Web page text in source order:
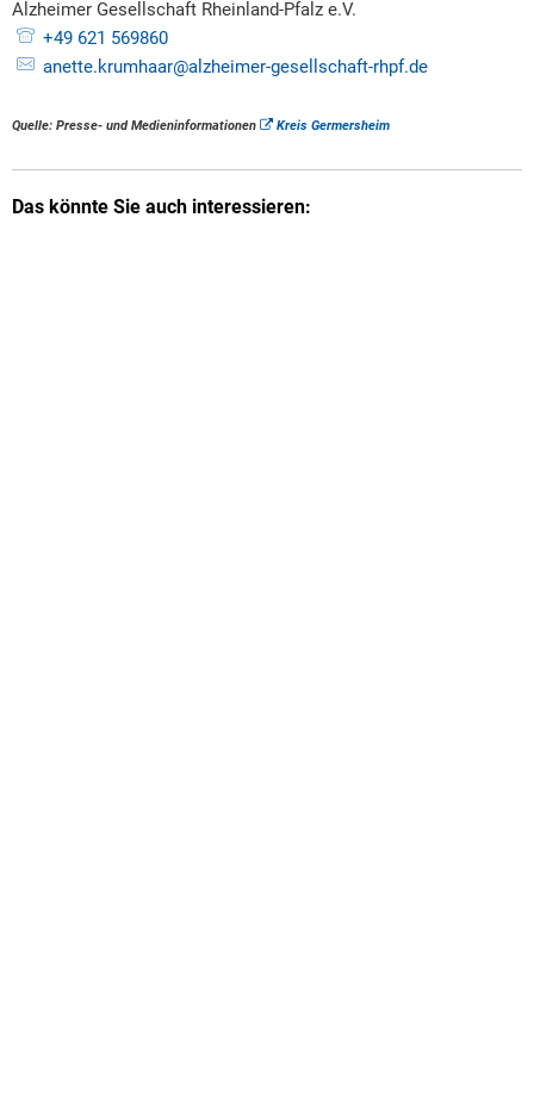
Alzheimer Gesellschaft Rheinland-Pfalz e.V.
+49 621 569860
anette.krumhaar@alzheimer-gesellschaft-rhpf.de
Quelle: Presse- und Medieninformationen Kreis Germersheim
Das könnte Sie auch interessieren: